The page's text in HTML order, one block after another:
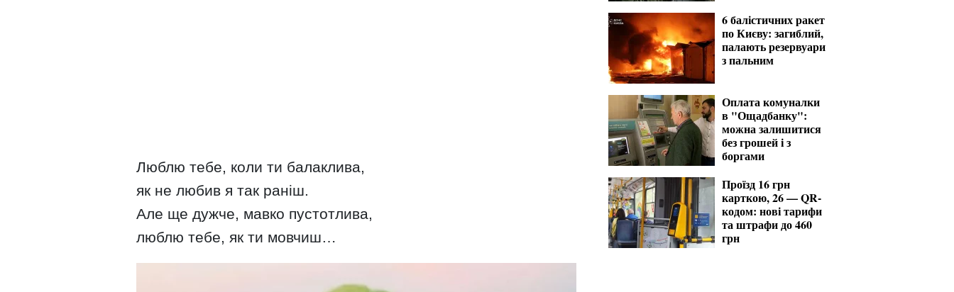
Люблю тебе, коли ти балаклива,
як не любив я так раніш.
Але ще дужче, мавко пустотлива,
люблю тебе, як ти мовчиш…
6 балістичних ракет
по Києву: загиблий,
палають резервуари
з пальним
Оплата комуналки
в "Ощадбанку":
можна залишитися
без грошей і з
боргами
Проїзд 16 грн
карткою, 26 — QR-
кодом: нові тарифи
та штрафи до 460
грн